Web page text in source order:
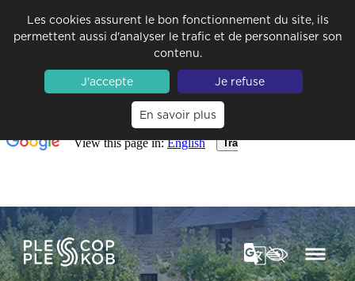
Les cookies assurent le bon fonctionnement du site, ils
permettent aussi d'analyser le trafic et de personnaliser son
contenu.
J'accepte
Je refuse
En savoir plus